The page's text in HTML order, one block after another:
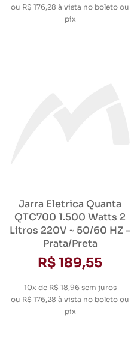
ou R$ 176,28 à vista no boleto ou
pix
Jarra Eletrica Quanta
QTC700 1.500 Watts 2
Litros 220V ~ 50/60 HZ -
Prata/Preta
R$ 189,55
10x de R$ 18,96 sem juros
ou R$ 176,28 à vista no boleto ou
pix